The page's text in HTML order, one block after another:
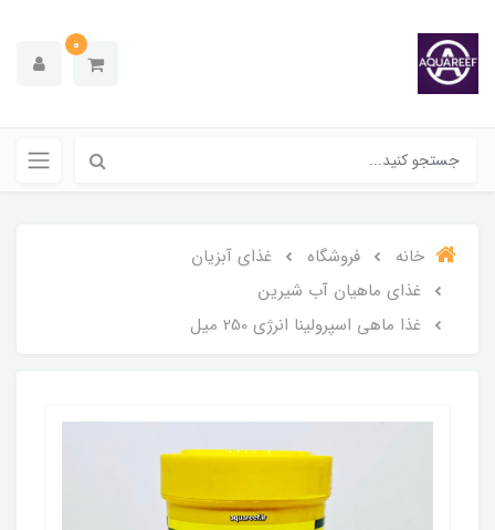
0
خانه فروشگاه
غذای آبزیان
غذای ماهیان آب شیرین
غذا ماهی اسپرولینا انرژی 250 میل